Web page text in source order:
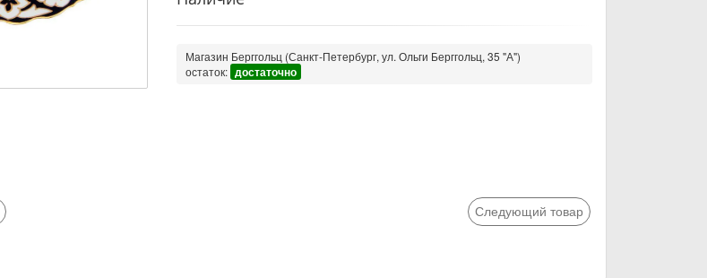
Магазин Берггольц (Санкт-Петербург, ул. Ольги Берггольц, 35 "А")
остаток: достаточно
Следующий товар